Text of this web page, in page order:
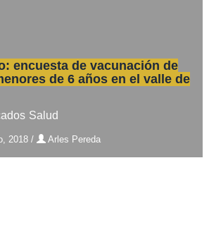
encuesta de vacunación de
de 6 años en el valle de
Salud
2018/ Arles Pereda